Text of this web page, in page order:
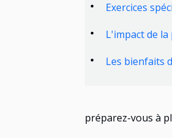
Exercices
L'impact de
Les bienfaits
préparez-vous à